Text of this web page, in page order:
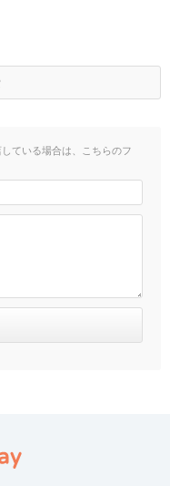
ている場合は、こちらのフ